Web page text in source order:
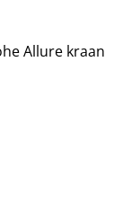
Allure kraan